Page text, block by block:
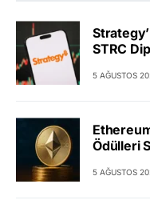
STRC
5 AĞUSTOS
Ödülleri
5 AĞUSTOS